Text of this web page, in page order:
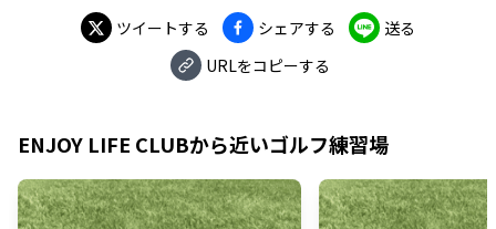
ツイートする シェアする
送る
URLをコピーする
ENJOY LIFE CLUBから近いゴルフ練習場